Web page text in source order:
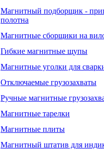
Магнитный подборщик -
полотна
Магнитные сборщики на
Гибкие магнитные щупы
Магнитные уголки для
Отключаемые грузозахваты
Ручные магнитные
Магнитные тарелки
Магнитные плиты
Магнитный штатив для